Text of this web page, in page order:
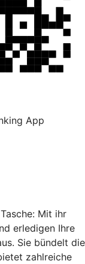
App
Mit ihr
erledigen Ihre
Sie bündelt die
zahlreiche